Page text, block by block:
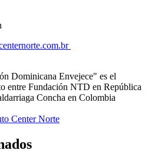
Dominicana Envejece" es el
entre Fundación NTD en República
Concha en Colombia
Center Norte